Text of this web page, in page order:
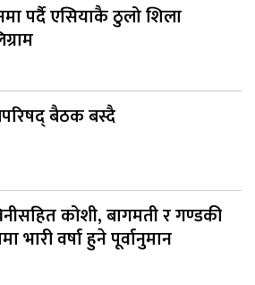
पर्दै एसियाकै ठुलो शिला
बैठक बस्दै
कोशी, बागमती र गण्डकी
भारी वर्षा हुने पूर्वानुमान